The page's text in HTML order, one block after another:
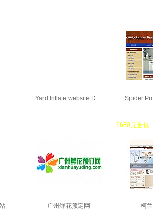
Yard Inflate website D… Spider
300M电信空间、企业邮箱、国际域名，套餐价6680元
广州鲜花预定网 柯